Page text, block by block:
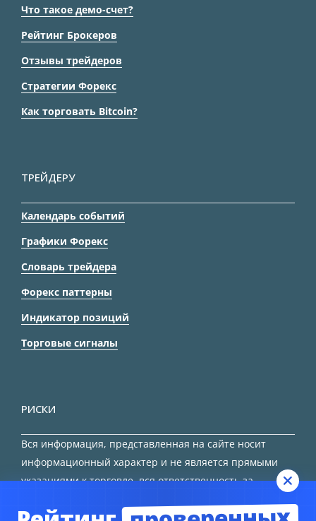
Что такое демо-счет?
Рейтинг Брокеров
Отзывы трейдеров
Стратегии Форекс
Как торговать Bitcoin?
ТРЕЙДЕРУ
Календарь событий
Графики Форекс
Словарь трейдера
Форекс паттерны
Индикатор позиций
Торговые сигналы
РИСКИ
Вся информация, представленная на сайте носит
информационный характер и не является прямыми
указаниями к торговле, вся ответственность за